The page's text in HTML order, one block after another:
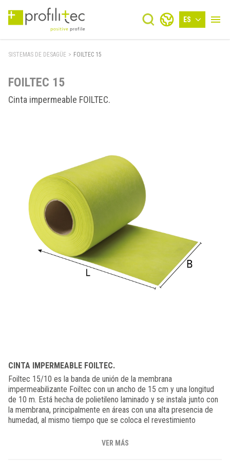
ES
SISTEMAS DE DESAGÜE > FOILTEC 15
FOILTEC 15
Cinta impermeable FOILTEC.
CINTA IMPERMEABLE FOILTEC.
Foiltec 15/10 es la banda de unión de la membrana
impermeabilizante Foiltec con un ancho de 15 cm y una longitud
de 10 m. Está hecha de polietileno laminado y se instala junto con
la membrana, principalmente en áreas con una alta presencia de
humedad, al mismo tiempo que se coloca el revestimiento
membrana, fabricada con un material suave y altamente elástico,
VER MÁS